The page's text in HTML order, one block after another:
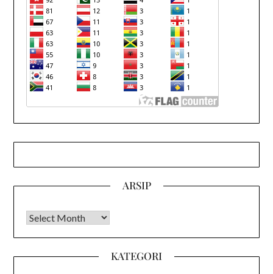
ARSIP
Arsip
KATEGORI